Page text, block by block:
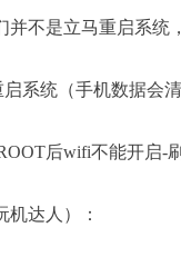
并不是立马重启系统
系统（手机数据会清
机达人）：